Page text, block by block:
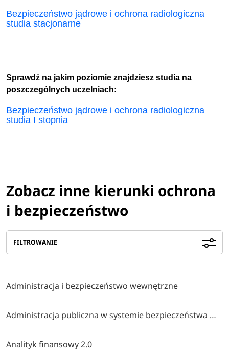
Bezpieczeństwo jądrowe i ochrona radiologiczna
studia stacjonarne
Sprawdź na jakim poziomie znajdziesz studia na
poszczególnych uczelniach:
Bezpieczeństwo jądrowe i ochrona radiologiczna
studia I stopnia
Zobacz inne kierunki ochrona
i bezpieczeństwo
FILTROWANIE
Administracja i bezpieczeństwo wewnętrzne
Administracja publiczna w systemie bezpieczeństwa wewnętrznego
Analityk finansowy 2.0